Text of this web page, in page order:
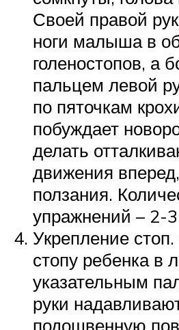
Своей правой
ноги малыша в
голеностопов, а
пальцем левой
по пяточкам
побуждает
делать
движения
ползания.
упражнений – 2-
Укрепление
стопу ребенка в
указательным
руки
подошвенную